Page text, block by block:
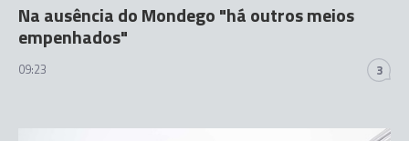
Na ausência do Mondego "há outros meios
empenhados"
09:23 3